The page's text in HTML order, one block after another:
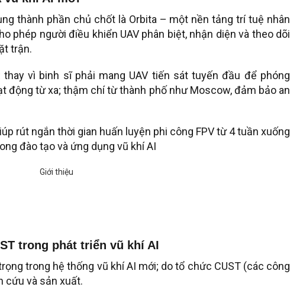
thành phần chủ chốt là Orbita – một nền tảng trí tuệ nhân
phép người điều khiển UAV phân biệt, nhận diện và theo dõi
trận.
vì binh sĩ phải mang UAV tiến sát tuyến đầu để phóng
động từ xa; thậm chí từ thành phố như Moscow, đảm bảo an
rút ngắn thời gian huấn luyện phi công FPV từ 4 tuần xuống
đào tạo và ứng dụng vũ khí AI
trong phát triển vũ khí AI
trong hệ thống vũ khí AI mới; do tổ chức CUST (các công
cứu và sản xuất.